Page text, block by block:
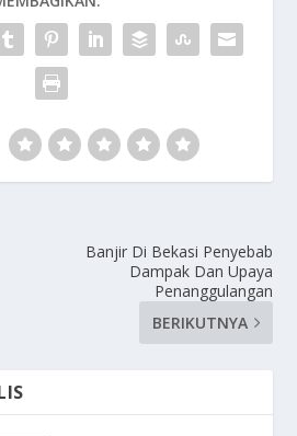
Banjir Di Bekasi Penyebab
Dampak Dan Upaya
Penanggulangan
BERIKUTNYA